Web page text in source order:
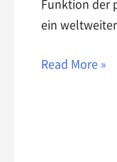
Funktion der
ein
Read More »